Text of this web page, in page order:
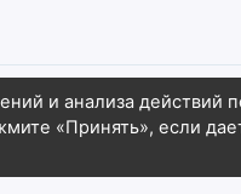
и анализа действий
«Принять», если